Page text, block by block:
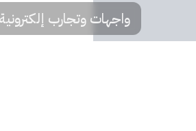
واجهات وتجارب